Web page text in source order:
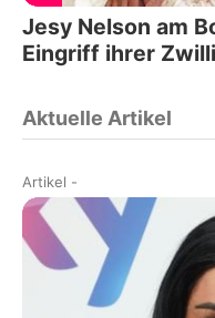
Jesy Nelson am
Eingriff ihrer
Aktuelle Artikel
Artikel -